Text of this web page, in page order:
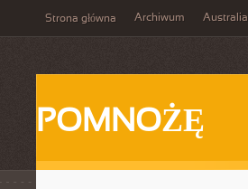
Strona główna Archiwum Australia
POMNOŻĘ